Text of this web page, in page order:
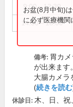
9:00～12:30
14:30～18:00
お盆(8月中旬)
に必ず医療機関
備考: 胃カ
が出来ます。
大腸カメラ
(続きを読む
休診日: 木、日、祝